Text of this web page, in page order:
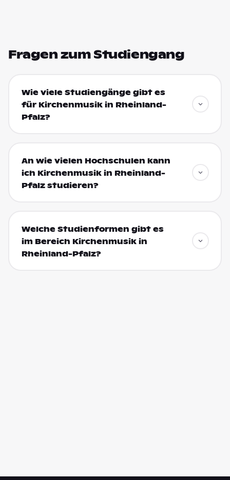
Fragen zum Studiengang
Wie viele Studiengänge gibt es
für Kirchenmusik in Rheinland-
Pfalz?
An wie vielen Hochschulen kann
ich Kirchenmusik in Rheinland-
Pfalz studieren?
Welche Studienformen gibt es
im Bereich Kirchenmusik in
Rheinland-Pfalz?